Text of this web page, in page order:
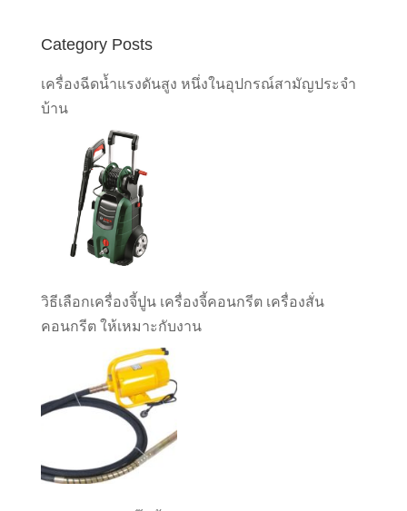
Category Posts
เครื่องฉีดน้ำแรงดันสูง หนึ่งในอุปกรณ์สามัญประจำ
บ้าน
วิธีเลือกเครื่องจี้ปูน เครื่องจี้คอนกรีต เครื่องสั่น
คอนกรีต ให้เหมาะกับงาน